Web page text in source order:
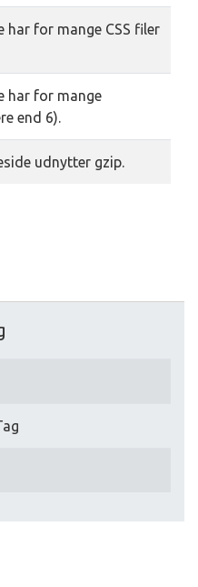
har for mange CSS filer
har for mange
end 6).
udnytter gzip.